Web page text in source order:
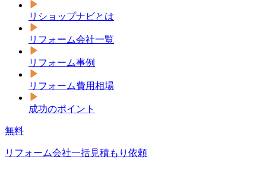
リショップナビとは
リフォーム会社一覧
リフォーム事例
リフォーム費用相場
成功のポイント
無料
リフォーム会社一括見積もり依頼